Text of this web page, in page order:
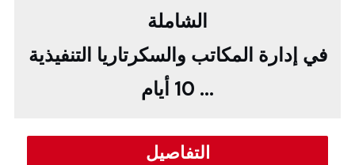
الشاملة
في إدارة المكاتب والسكرتاريا التنفيذية
... 10 أيام
التفاصيل